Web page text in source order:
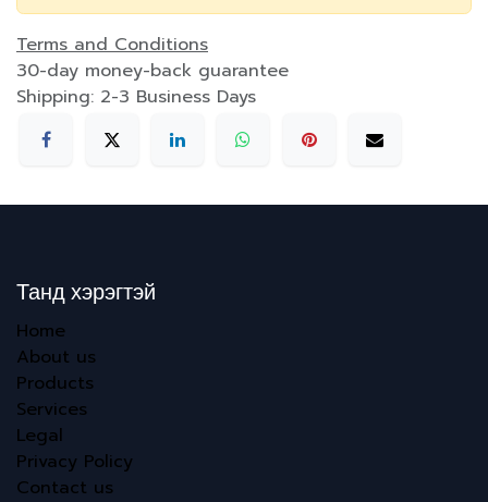
Terms and Conditions
30-day money-back guarantee
Shipping: 2-3 Business Days
Танд хэрэгтэй
Home
About us
Products
Services
Legal
Privacy Policy
Contact us